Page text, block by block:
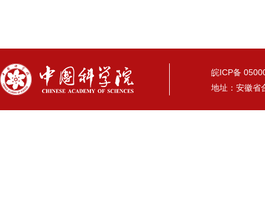
皖ICP备
地址：安徽省